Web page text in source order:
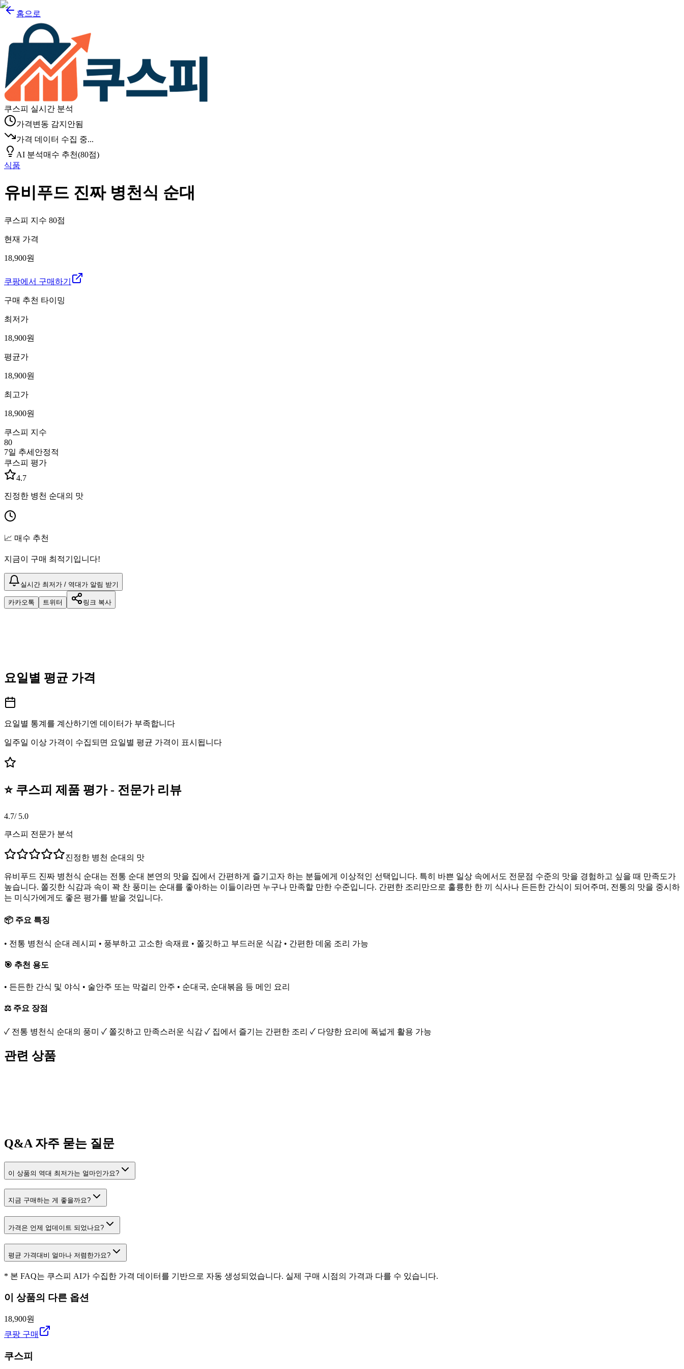
홈으로
쿠스피 실시간 분석
가격변동 감지안됨
가격 데이터 수집 중...
AI 분석매수 추천(80점)
식품
유비푸드 진짜 병천식 순대
쿠스피 지수 80점
현재 가격
18,900원
쿠팡에서 구매하기
구매 추천 타이밍
최저가
18,900원
평균가
18,900원
최고가
18,900원
쿠스피 지수
80
7일 추세 안정적
쿠스피 평가
4.7
진정한 병천 순대의 맛
📈 매수 추천
지금이 구매 최적기입니다!
실시간 최저가 / 역대가 알림 받기
카카오톡 트위터 링크 복사
요일별 평균 가격
요일별 통계를 계산하기엔 데이터가 부족합니다
일주일 이상 가격이 수집되면 요일별 평균 가격이 표시됩니다
⭐ 쿠스피 제품 평가 - 전문가 리뷰
4.7/ 5.0
쿠스피 전문가 분석
진정한 병천 순대의 맛
유비푸드 진짜 병천식 순대는 전통 순대 본연의 맛을 집에서 간편하게 즐기고자 하는 분들에게 이상적인 선택입니다. 특히 바쁜 일상 속에서도 전문점 수준의 맛을 경험하고 싶을 때 만족도가
높습니다. 쫄깃한 식감과 속이 꽉 찬 풍미는 순대를 좋아하는 이들이라면 누구나 만족할 만한 수준입니다. 간편한 조리만으로 훌륭한 한 끼 식사나 든든한 간식이 되어주며, 전통의 맛을 중시하
는 미식가에게도 좋은 평가를 받을 것입니다.
📦 주요 특징
• 전통 병천식 순대 레시피 • 풍부하고 고소한 속재료 • 쫄깃하고 부드러운 식감 • 간편한 데움 조리 가능
🎯 추천 용도
• 든든한 간식 및 야식 • 술안주 또는 막걸리 안주 • 순대국, 순대볶음 등 메인 요리
⚖️ 주요 장점
✓ 전통 병천식 순대의 풍미 ✓ 쫄깃하고 만족스러운 식감 ✓ 집에서 즐기는 간편한 조리 ✓ 다양한 요리에 폭넓게 활용 가능
관련 상품
Q&A 자주 묻는 질문
이 상품의 역대 최저가는 얼마인가요?
지금 구매하는 게 좋을까요?
가격은 언제 업데이트 되었나요?
평균 가격대비 얼마나 저렴한가요?
* 본 FAQ는 쿠스피 AI가 수집한 가격 데이터를 기반으로 자동 생성되었습니다. 실제 구매 시점의 가격과 다를 수 있습니다.
이 상품의 다른 옵션
18,900원
쿠팡 구매
쿠스피